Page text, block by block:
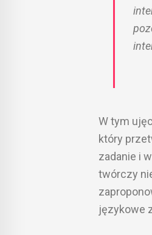
W tym
który
zadanie i
twórczy
językowe